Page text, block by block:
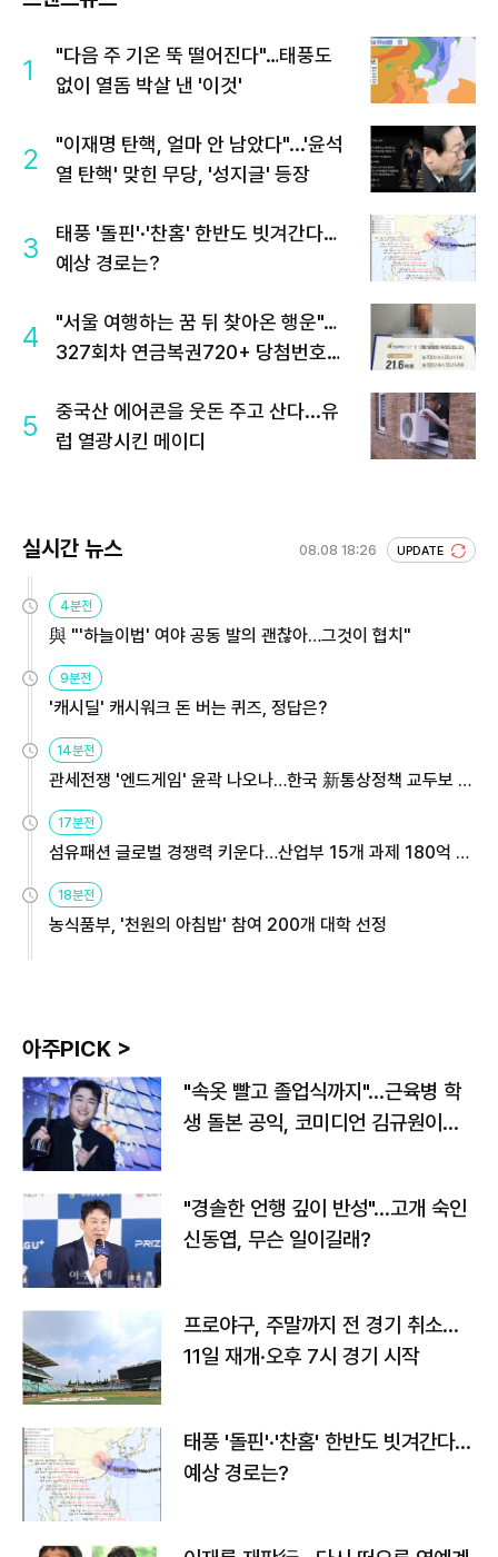
1
"다음 주 기온 뚝 떨어진다"…태풍도
없이 열돔 박살 낸 '이것'
2
"이재명 탄핵, 얼마 안 남았다"...'윤석
열 탄핵' 맞힌 무당, '성지글' 등장
3
태풍 '돌핀'·'찬홈' 한반도 빗겨간다…
예상 경로는?
4
"서울 여행하는 꿈 뒤 찾아온 행운"…
327회차 연금복권720+ 당첨번호조
5
중국산 에어콘을 웃돈 주고 산다...유
럽 열광시킨 메이디
실시간 뉴스 08.08 18:26 UPDATE
4분전
與 "'하늘이법' 여야 공동 발의 괜찮아…그것이 협치"
9분전
'캐시딜' 캐시워크 돈 버는 퀴즈, 정답은?
14분전
관세전쟁 '엔드게임' 윤곽 나오나…한국 新통상정책 교두보 활
용해야
17분전
섬유패션 글로벌 경쟁력 키운다…산업부 15개 과제 180억 지
원
18분전
농식품부, '천원의 아침밥' 참여 200개 대학 선정
아주PICK >
"속옷 빨고 졸업식까지"…근육병 학
생 돌본 공익, 코미디언 김규원이었
"경솔한 언행 깊이 반성"…고개 숙인
신동엽, 무슨 일이길래?
프로야구, 주말까지 전 경기 취소…
11일 재개·오후 7시 경기 시작
태풍 '돌핀'·'찬홈' 한반도 빗겨간다…
예상 경로는?